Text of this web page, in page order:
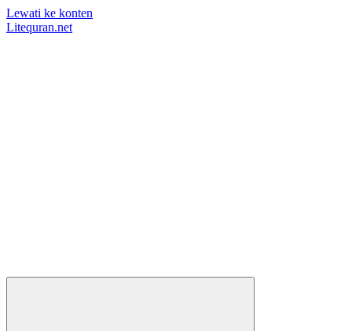
Lewati ke konten
Litequran.net